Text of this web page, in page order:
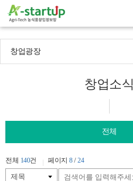
창업광장
창업소식
전체
전체 140건 페이지8/24